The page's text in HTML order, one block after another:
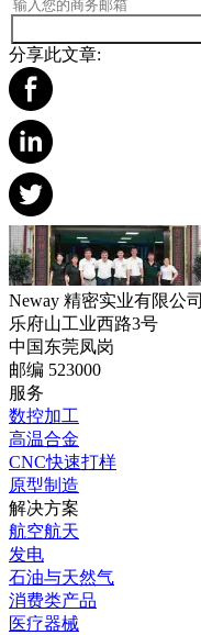
分享此文章:
Neway 精密实业有限公司
乐府山工业西路3号
中国东莞凤岗
邮编 523000
服务
数控加工
高温合金
CNC快速打样
原型制造
解决方案
航空航天
发电
石油与天然气
消费类产品
医疗器械